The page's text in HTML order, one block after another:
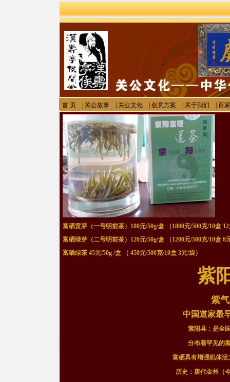
首 页 关公故事 关公文化 创意方案 关于我们 百
富硒贡芽（一号明前茶）180元/50g/盒 （1800元/500克/10盒
富硒绿芽（二号明前茶）120元/50g/盒 （1200元/500克/10盒 8
富硒绿茶 45元/50g /盒 （ 450元/500克/10盒 3元/袋）
紫
紫
中国道家最
紫阳县：是全
分布着罕见的
富硒具有增强机体
历史：唐代金州（